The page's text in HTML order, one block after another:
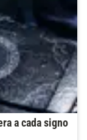
a cada signo